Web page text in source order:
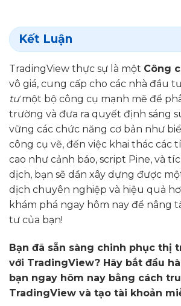
Kết Luận
TradingView thực sự là một Công
vô giá, cung cấp cho các nhà đầu
tưmột bộ công cụ mạnh mẽ để
trường và đưa ra quyết định sáng
vững các chức năng cơ bản như
công cụ vẽ, đến việc khai thác các
cao như cảnh báo, script Pine, và
dịch, bạn sẽ dần xây dựng được
dịch chuyên nghiệp và hiệu quả
khám phá ngay hôm nay để nâng
tư của bạn!
Bạn đã sẵn sàng chinh phục thị
với TradingView? Hãy bắt đầu
bạn ngay hôm nay bằng cách
TradingView và tạo tài khoản